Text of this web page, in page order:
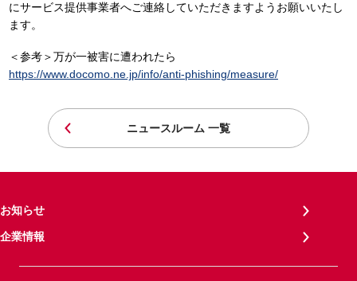
にサービス提供事業者へご連絡していただきますようお願いいたし
ます。
＜参考＞万が一被害に遭われたら
https://www.docomo.ne.jp/info/anti-phishing/measure/
ニュースルーム 一覧
お知らせ
企業情報